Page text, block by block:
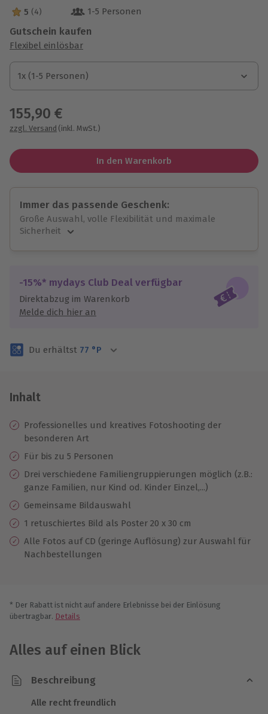
5 Sterne von 5 aus 4 Bewertungen
5 (4) 1-5 Personen
Gutschein kaufen
Flexibel einlösbar
1x (1-5 Personen)
1x (1-5 Personen)
1x (1-5 Personen)
155,90 €
zzgl. Versand (inkl. MwSt.)
In den Warenkorb
Immer das passende Geschenk:
Große Auswahl, volle Flexibilität und maximale
Sicherheit
Jeder Gutschein für alle Erlebnisse einlösbar.
Maximale Sicherheit
3 Jahre gültig & verlängerbar.
-15%* mydays Club Deal verfügbar
Direktabzug im Warenkorb
Melde dich hier an
Du erhältst 77 °P
Inhalt
Professionelles und kreatives Fotoshooting der
besonderen Art
Für bis zu 5 Personen
Drei verschiedene Familiengruppierungen möglich (z.B.:
ganze Familien, nur Kind od. Kinder Einzel,...)
Gemeinsame Bildauswahl
1 retuschiertes Bild als Poster 20 x 30 cm
Alle Fotos auf CD (geringe Auflösung) zur Auswahl für
Nachbestellungen
* Der Rabatt ist nicht auf andere Erlebnisse bei der Einlösung
übertragbar. Details
Alles auf einen Blick
Beschreibung
Alle recht freundlich